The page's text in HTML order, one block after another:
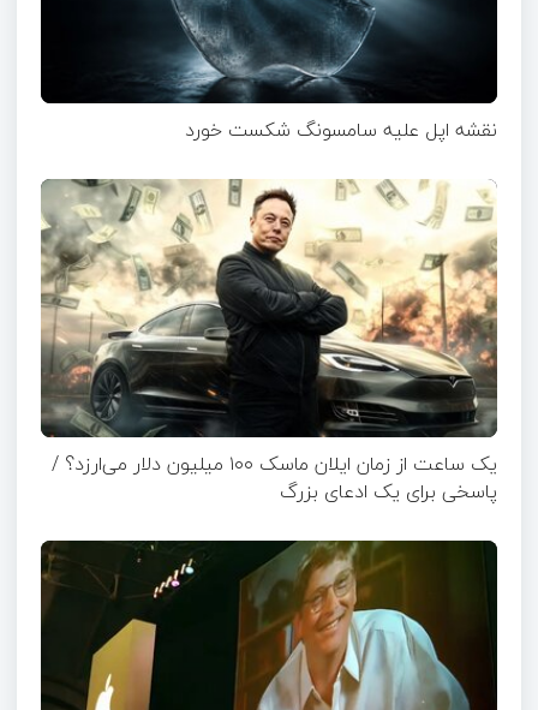
نقشه اپل علیه سامسونگ شکست خورد
یک ساعت از زمان ایلان ماسک ۱۰۰ میلیون دلار می‌ارزد؟ /
پاسخی برای یک ادعای بزرگ